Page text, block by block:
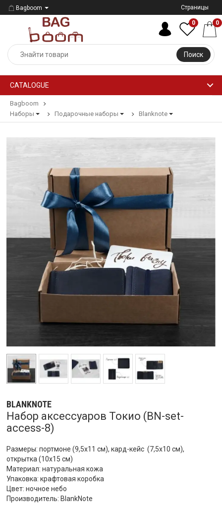
Bagboom Страницы
Поиск
0 0
CATALOGUE
Bagboom
Наборы
Подарочные наборы Blanknote
BLANKNOTE
Набор аксессуаров Токио (BN-set-
access-8)
Размеры: портмоне (9,5х11 см), кард-кейс (7,5х10 см),
открытка (10х15 см)
Материал: натуральная кожа
Упаковка: крафтовая коробка
Цвет: ночное небо
Производитель: BlankNote